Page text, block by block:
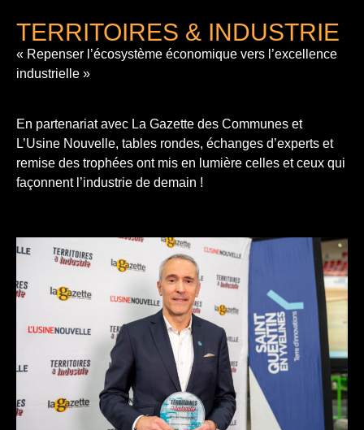
TERRITOIRES & INDUSTRIE
« Repenser l’écosystème économique vers l’excellence
industrielle »
En partenariat avec La Gazette des Communes et
L’Usine Nouvelle, tables rondes, échanges d’experts et
remise des trophées ont mis en lumière celles et ceux qui
façonnent l’industrie de demain !